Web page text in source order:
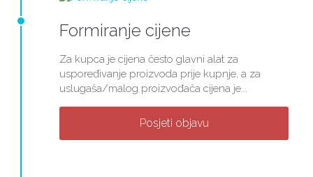
Formiranje cijene
Za kupca je cijena često glavni alat za
uspoređivanje proizvoda prije kupnje, a za
uslugaša/malog proizvođača cijena je...
Posjeti objavu